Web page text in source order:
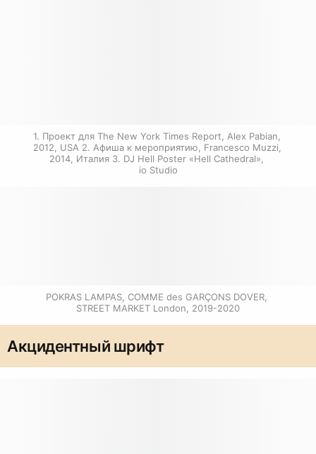
1. Проект для The New York Times Report, Alex Pabian,
2012, USA 2. Афиша к мероприятию, Francesco Muzzi,
2014, Италия 3. DJ Hell Poster «Hell Cathedral»,
io Studio
POKRAS LAMPAS, COMME des GARÇONS DOVER,
STREET MARKET London, 2019-2020
Акцидентный шрифт